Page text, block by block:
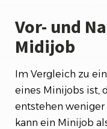
Vor- und
Midijob
Im Vergleich zu
eines Minijobs ist,
entstehen
kann ein Minijob